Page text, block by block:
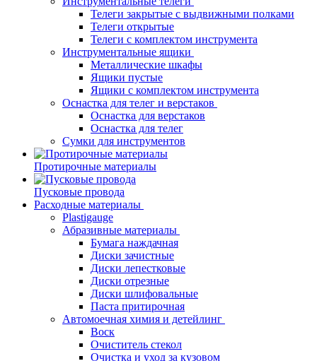
Телеги закрытые с выдвижными полками
Телеги открытые
Телеги с комплектом инструмента
Инструментальные ящики
Металлические шкафы
Ящики пустые
Ящики с комплектом инструмента
Оснастка для телег и верстаков
Оснастка для верстаков
Оснастка для телег
Сумки для инструментов
Протирочные материалы
Пусковые провода
Расходные материалы
Plastigauge
Абразивные материалы
Бумага наждачная
Диски зачистные
Диски лепестковые
Диски отрезные
Диски шлифовальные
Паста притирочная
Автомоечная химия и детейлинг
Воск
Очиститель стекол
Очистка и уход за кузовом